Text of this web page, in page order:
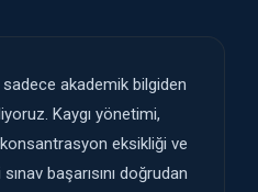
sadece akademik bilgiden
Kaygı yönetimi,
konsantrasyon eksikliği ve
başarısını doğrudan